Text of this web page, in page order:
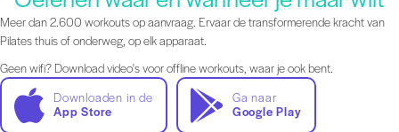
Meer dan 2.600 workouts op aanvraag. Ervaar de transformerende kracht van
Pilates thuis of onderweg, op elk apparaat.
Geen wifi? Download video's voor offline workouts, waar je ook bent.
Downloaden in de
App Store
Ga naar
Google Play